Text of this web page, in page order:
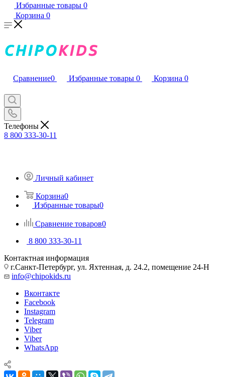
Избранные товары 0
Корзина 0
Сравнение0 Избранные товары 0 Корзина 0
Телефоны
8 800 333-30-11
Личный кабинет
Корзина0
Избранные товары0
Сравнение товаров0
8 800 333-30-11
Контактная информация
г.Санкт-Петербург, ул. Яхтенная, д. 24.2, помещение 24-Н
info@chipokids.ru
Вконтакте
Facebook
Instagram
Telegram
Viber
Viber
WhatsApp